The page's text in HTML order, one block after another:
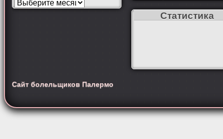
Статистика
Сайт болельщиков Палермо